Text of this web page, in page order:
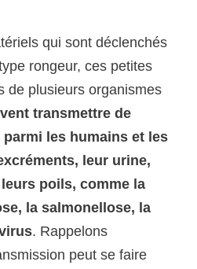
qui sont déclenchés
rongeur, ces petites
de plusieurs organismes
transmettre de
les humains et les
leur urine,
poils, comme la
la salmonellose, la
. Rappelons
peut se faire